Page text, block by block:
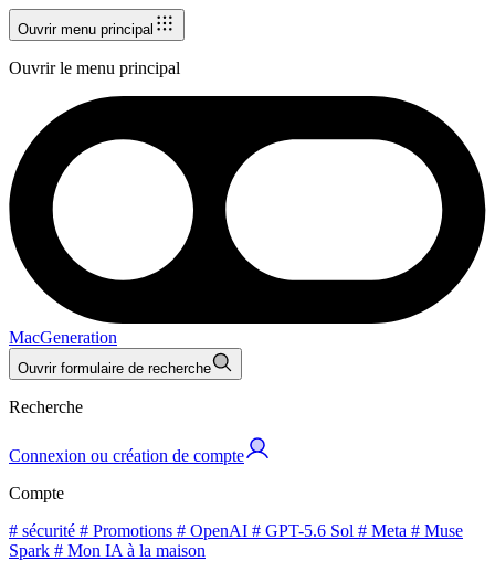
Ouvrir menu principal
Ouvrir le menu principal
MacGeneration
Ouvrir formulaire de recherche
Recherche
Connexion ou création de compte
Compte
# sécurité # Promotions # OpenAI # GPT-5.6 Sol # Meta # Muse
Spark # Mon IA à la maison